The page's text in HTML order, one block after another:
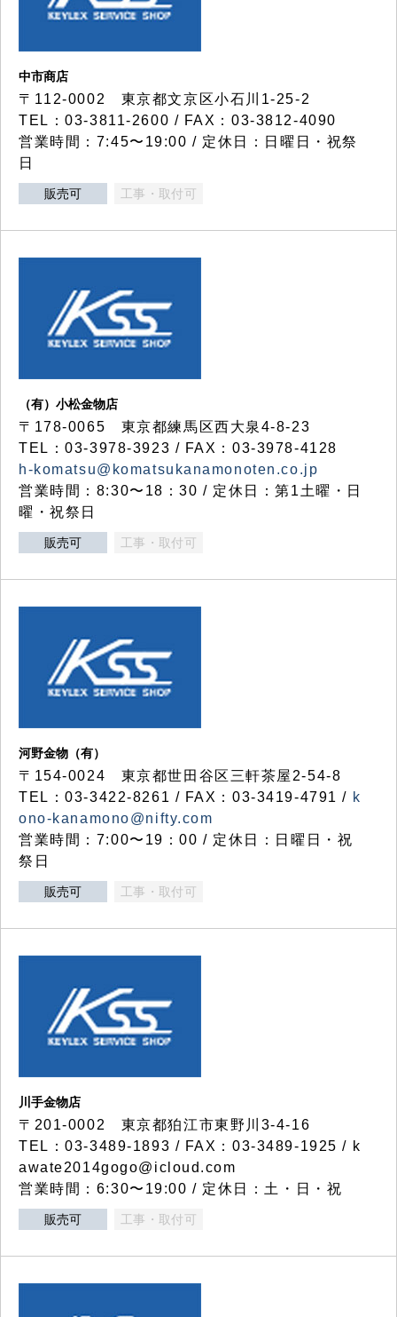
中市商店
〒112-0002 東京都文京区小石川1-25-2
TEL：03-3811-2600 / FAX：03-3812-4090
営業時間：7:45〜19:00 / 定休日：日曜日・祝祭
日
販売可 工事・取付可
（有）小松金物店
〒178-0065 東京都練馬区西大泉4-8-23
TEL：03-3978-3923 / FAX：03-3978-4128
h-komatsu@komatsukanamonoten.co.jp
営業時間：8:30〜18：30 / 定休日：第1土曜・日
曜・祝祭日
販売可 工事・取付可
河野金物（有）
〒154-0024 東京都世田谷区三軒茶屋2-54-8
TEL：03-3422-8261 / FAX：03-3419-4791 / k
ono-kanamono@nifty.com
営業時間：7:00〜19：00 / 定休日：日曜日・祝
祭日
販売可 工事・取付可
川手金物店
〒201-0002 東京都狛江市東野川3-4-16
TEL：03-3489-1893 / FAX：03-3489-1925 / k
awate2014gogo@icloud.com
営業時間：6:30〜19:00 / 定休日：土・日・祝
販売可 工事・取付可